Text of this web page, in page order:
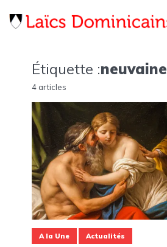
Étiquette :neuvaine
4 articles
A la Une Actualités